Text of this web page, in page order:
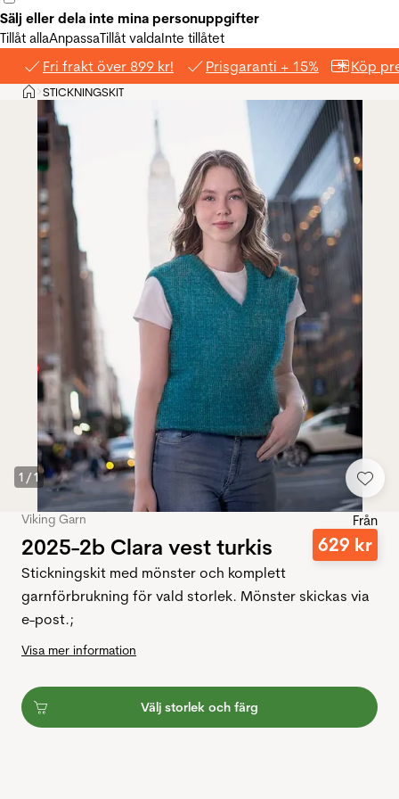
Sälj eller dela inte mina personuppgifter
Tillåt allaAnpassaTillåt valdaInte tillåtet
Fri frakt över 899 kr! Prisgaranti + 15% Köp
Hem
>STICKNINGSKIT
1 /1
Viking Garn
2025-2b Clara vest turkis
Från
629 kr
Stickningskit med mönster och komplett
garnförbrukning för vald storlek. Mönster skickas via
e-post.;
Visa mer information
Välj storlek och färg